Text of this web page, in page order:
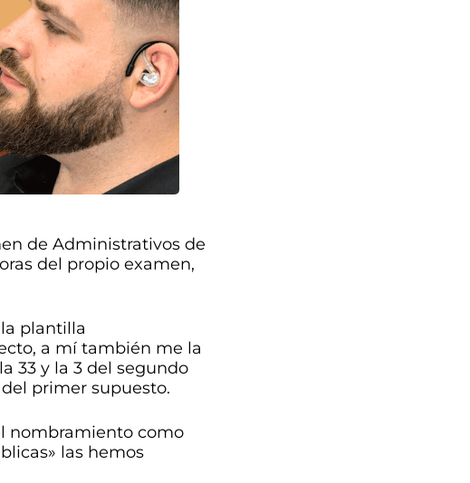
de Administrativos de
del propio examen,
plantilla
a mí también me la
33 y la 3 del segundo
primer supuesto.
nombramiento como
las hemos